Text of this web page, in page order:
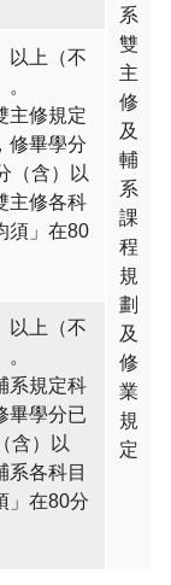
系
雙
主
修
及
輔
系
課
程
規
劃
及
修
業
規
定
以上（不
主修規定
修畢學分
（含）以
主修各科
須」在80
以上（不
系規定科
畢學分已
含）以
系各科目
」在80分